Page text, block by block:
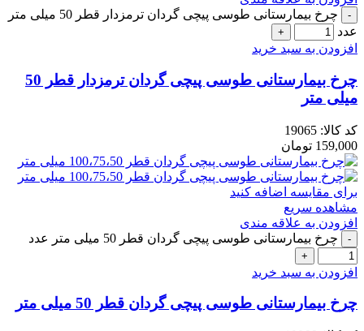
چرخ بیمارستانی طوسی پیچی گردان ترمزدار قطر 50 میلی متر
عدد
افزودن به سبد خرید
چرخ بیمارستانی طوسی پیچی گردان ترمزدار قطر 50
میلی متر
کد کالا: 19065
159,000 تومان
برای مقایسه اضافه کنید
مشاهده سریع
افزودن به علاقه مندی
چرخ بیمارستانی طوسی پیچی گردان قطر 50 میلی متر عدد
افزودن به سبد خرید
چرخ بیمارستانی طوسی پیچی گردان قطر 50 میلی متر